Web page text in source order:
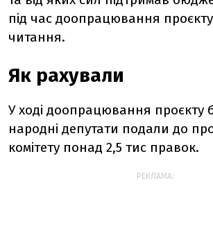
під час доопрацювання
читання.
Як рахували
У ході доопрацювання проєкту
народні депутати подали до
комітету понад 2,5 тис правок.
РЕКЛАМА: